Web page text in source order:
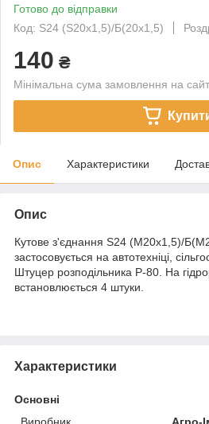
Готово до відправки
Код: S24 (S20х1,5)/Б(20х1,5)
140 ₴
Мінімальна сума замовлення на
Опис Характеристики
Опис
Кутове з'єднання S24 (М20х1,5)/
застосовується на автотехніці,
Штуцер розподільника Р-80. На
встановлюється 4 штуки.
Характеристики
Основні
Виробник
Агро-